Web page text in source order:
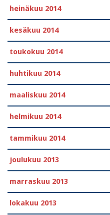
heinäkuu 2014
kesäkuu 2014
toukokuu 2014
huhtikuu 2014
maaliskuu 2014
helmikuu 2014
tammikuu 2014
joulukuu 2013
marraskuu 2013
lokakuu 2013